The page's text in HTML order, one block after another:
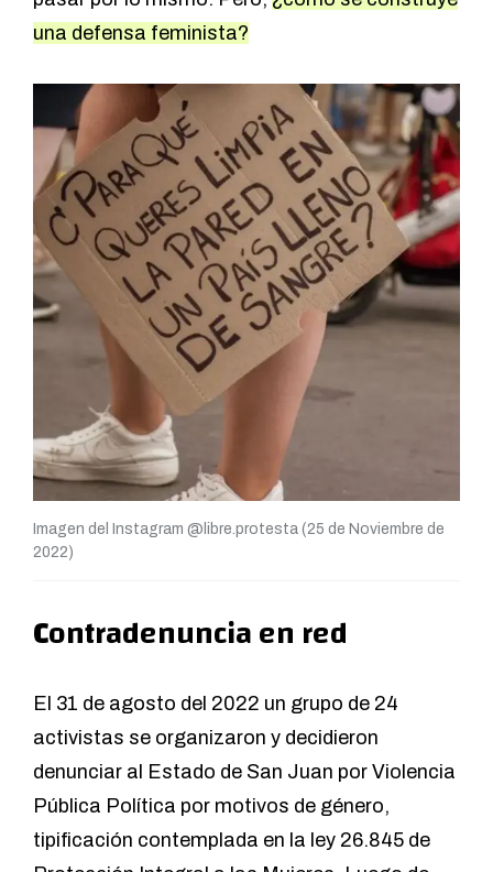
una defensa feminista?
Imagen del Instagram @libre.protesta (25 de Noviembre de
2022)
Contradenuncia en red
El 31 de agosto del 2022 un grupo de 24
activistas se organizaron y decidieron
denunciar al Estado de San Juan por Violencia
Pública Política por motivos de género,
tipificación contemplada en la ley 26.845 de